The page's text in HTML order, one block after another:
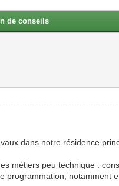
de conseils
dans notre résidence
métiers peu technique :
programmation, notamment